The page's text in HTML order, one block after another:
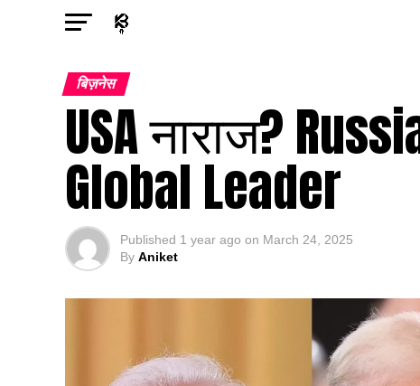
बिज़नेस
USA नाराज?
Global Leader
Published 1 year ago on March 24, 2025
By Aniket